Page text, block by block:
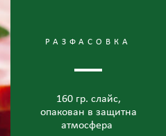
РАЗФАСОВКА
160 гр. слайс,
опакован в защитна
атмосфера